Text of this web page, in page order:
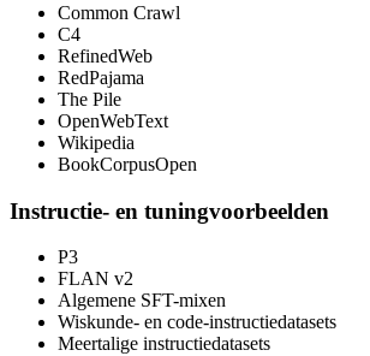
Common Crawl
C4
RefinedWeb
RedPajama
The Pile
OpenWebText
Wikipedia
BookCorpusOpen
Instructie- en tuningvoorbeelden
P3
FLAN v2
Algemene SFT-mixen
Wiskunde- en code-instructiedatasets
Meertalige instructiedatasets